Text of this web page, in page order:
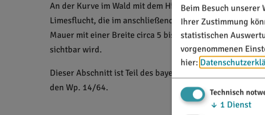
An der Kurve im Wald mit dem Hinweisstein (Max II.,
Limesflucht, die im anschließenden Hochwald noch 60
Mauer mit einer Breite circa 5 bis 6 Meter und einer
sichtbar wird.
Dieser Abschnitt ist Teil des bayerischen
den Wp. 14/64.
Beim Besuch
Ihrer Zustimmung
statistischen
vorgenommenen
hier:
Technisch
↓ 1 Dienst